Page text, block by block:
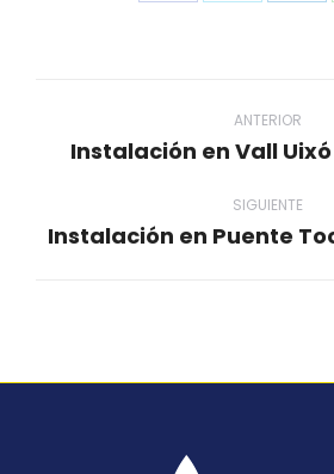
proyectos
ANTERIOR
Instalación en Vall
SIGUIENTE
Instalación en Puente